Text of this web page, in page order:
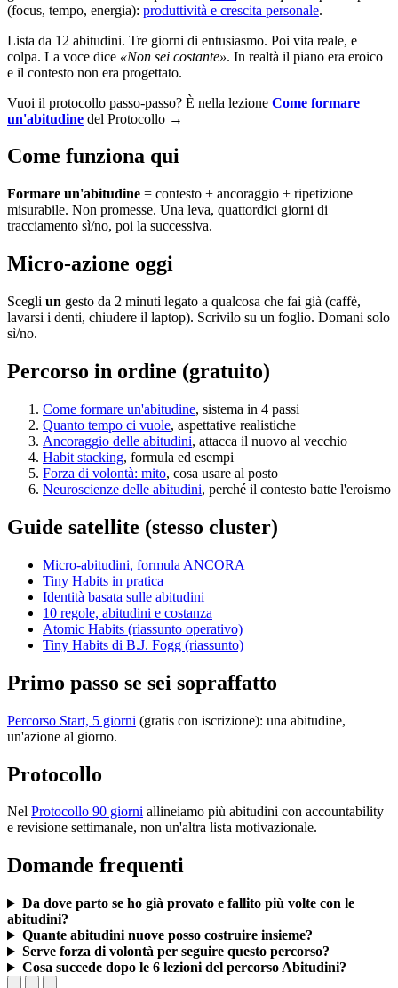
(focus, tempo, energia): produttività e crescita personale.
Lista da 12 abitudini. Tre giorni di entusiasmo. Poi vita reale, e
colpa. La voce dice «Non sei costante». In realtà il piano era eroico
e il contesto non era progettato.
Vuoi il protocollo passo-passo? È nella lezione Come formare
un'abitudine del Protocollo →
Come funziona qui
Formare un'abitudine = contesto + ancoraggio + ripetizione
misurabile. Non promesse. Una leva, quattordici giorni di
tracciamento sì/no, poi la successiva.
Micro-azione oggi
Scegli un gesto da 2 minuti legato a qualcosa che fai già (caffè,
lavarsi i denti, chiudere il laptop). Scrivilo su un foglio. Domani solo
sì/no.
Percorso in ordine (gratuito)
Come formare un'abitudine, sistema in 4 passi
Quanto tempo ci vuole, aspettative realistiche
Ancoraggio delle abitudini, attacca il nuovo al vecchio
Habit stacking, formula ed esempi
Forza di volontà: mito, cosa usare al posto
Neuroscienze delle abitudini, perché il contesto batte l'eroismo
Guide satellite (stesso cluster)
Micro-abitudini, formula ANCORA
Tiny Habits in pratica
Identità basata sulle abitudini
10 regole, abitudini e costanza
Atomic Habits (riassunto operativo)
Tiny Habits di B.J. Fogg (riassunto)
Primo passo se sei sopraffatto
Percorso Start, 5 giorni (gratis con iscrizione): una abitudine,
un'azione al giorno.
Protocollo
Nel Protocollo 90 giorni allineiamo più abitudini con accountability
e revisione settimanale, non un'altra lista motivazionale.
Domande frequenti
Da dove parto se ho già provato e fallito più volte con le
abitudini?
Quante abitudini nuove posso costruire insieme?
Serve forza di volontà per seguire questo percorso?
Cosa succede dopo le 6 lezioni del percorso Abitudini?